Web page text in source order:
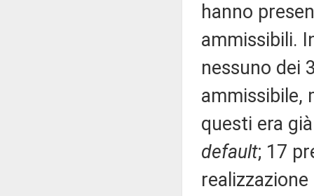
hanno
ammissibili.
nessuno dei
ammissibile,
questi era
default; 17